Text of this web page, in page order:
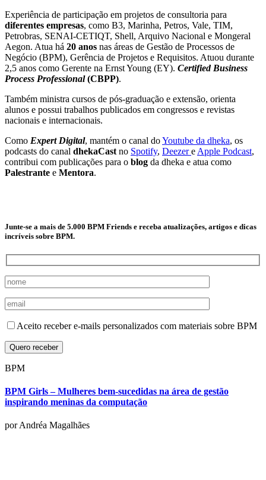
Experiência de participação em projetos de consultoria para
diferentes empresas, como B3, Marinha, Petros, Vale, TIM,
Petrobras, SENAI-CETIQT, Shell, Arquivo Nacional e Mongeral
Aegon. Atua há 20 anos nas áreas de Gestão de Processos de
Negócio (BPM), Gerência de Projetos e Requisitos. Atuou durante
2,5 anos como Gerente na Ernst Young (EY). Certified Business
Process Professional(CBPP).
Também ministra cursos de pós-graduação e extensão, orienta
alunos e possui trabalhos publicados em congressos e revistas
nacionais e internacionais.
Como Expert Digital, mantém o canal doYoutube da dheka, os
podcasts do canal dhekaCast no Spotify, Deezere Apple Podcast,
contribui com publicações para o blog da dheka e atua como
Palestrante e Mentora.
Junte-se a mais de 5.000 BPM Friends e receba atualizações, artigos e dicas
incríveis sobre BPM.
Aceito receber e-mails personalizados com materiais sobre BPM
BPM
BPM Girls – Mulheres bem-sucedidas na área de gestão
inspirando meninas da computação
por Andréa Magalhães